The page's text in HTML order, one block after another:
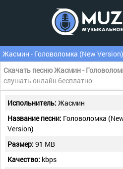
Жасмин - Головоломка (New Version)
Скачать песню Жасмин -
слушать онлайн бесплатно
Испольнитель: Жасмин
Название песни: Головоломка
Version)
Размер: 91 MB
Качество: kbps